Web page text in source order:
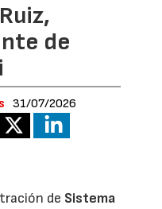
de
31/07/2026
de Sistema